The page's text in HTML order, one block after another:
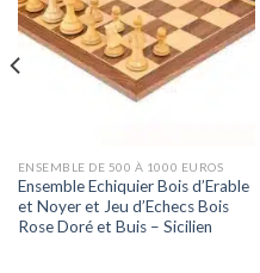
ENSEMBLE DE 500 À 1000 EUROS
Ensemble Echiquier Bois d’Erable
et Noyer et Jeu d’Echecs Bois
Rose Doré et Buis – Sicilien